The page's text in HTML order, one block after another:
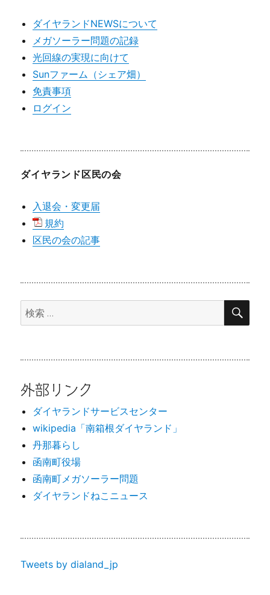
ダイヤランドNEWSについて
メガソーラー問題の記録
光回線の実現に向けて
Sunファーム（シェア畑）
免責事項
ログイン
ダイヤランド区民の会
入退会・変更届
規約
区民の会の記事
検
索:
検
外部リンク
ダイヤランドサービスセンター
wikipedia「南箱根ダイヤランド」
丹那暮らし
函南町役場
函南町メガソーラー問題
ダイヤランドねこニュース
Tweets by dialand_jp